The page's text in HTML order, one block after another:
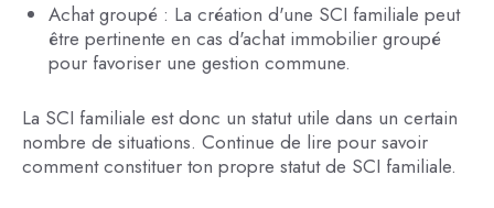
Achat groupé : La création d'une SCI familiale peut
être pertinente en cas d'achat immobilier groupé
pour favoriser une gestion commune.
La SCI familiale est donc un statut utile dans un certain
nombre de situations. Continue de lire pour savoir
comment constituer ton propre statut de SCI familiale.